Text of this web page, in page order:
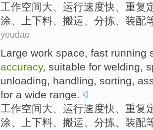
工作空间大 运行速度快 重复
涂
上下料、 搬运 分拣 装配
youdao
Large work space, fast running
accuracy, suitable for welding,
unloading, handling, sorting,
for a wide range.
工作空间大、 运行速度快、 重复
涂、 上下料、 搬运、 分拣、 装配